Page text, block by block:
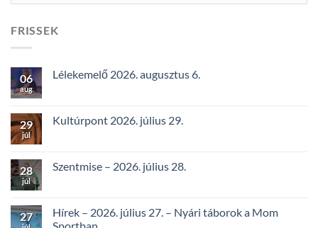
FRISSEK
06
aug
Lélekemelő 2026. augusztus 6.
29
júl
Kultúrpont 2026. július 29.
28
júl
Szentmise – 2026. július 28.
27
Hírek – 2026. július 27. – Nyári táborok a Mom